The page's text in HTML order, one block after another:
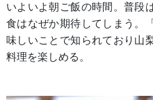
いよいよ朝ご飯の時間。普段
食はなぜか期待してしまう。
味しいことで知られており山
料理を楽しめる。